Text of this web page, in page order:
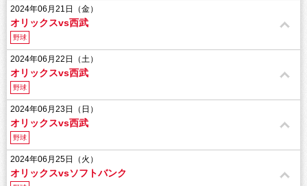
2024年06月21日（金）
オリックスvs西武
野球
2024年06月22日（土）
オリックスvs西武
野球
2024年06月23日（日）
オリックスvs西武
野球
2024年06月25日（火）
オリックスvsソフトバンク